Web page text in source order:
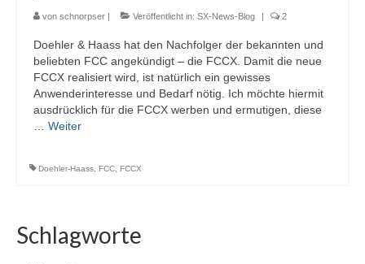
Selectrix-Elektronik
Anzeigemodul V1
Gleisbelegtmelder V3
Funktionsdecoder V2
Programmiergleisautomatik V1
Relaiserweiterung V3
von schnorpser | Veröffentlicht in: SX-News-Blog | 2
Doehler & Haass hat den Nachfolger der bekannten und
beliebten FCC angekündigt – die FCCX. Damit die neue
FCCX realisiert wird, ist natürlich ein gewisses
Anwenderinteresse und Bedarf nötig. Ich möchte hiermit
ausdrücklich für die FCCX werben und ermutigen, diese
Weiter
Doehler-Haass FCC FCCX
Schlagworte